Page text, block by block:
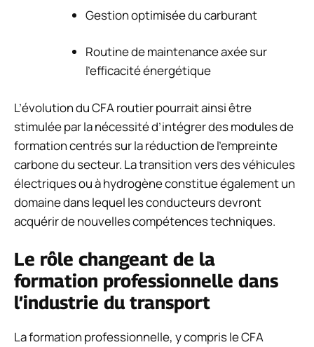
Gestion optimisée du carburant
Routine de maintenance axée sur
l’efficacité énergétique
L’évolution du CFA routier pourrait ainsi être
stimulée par la nécessité d’intégrer des modules de
formation centrés sur la réduction de l’empreinte
carbone du secteur. La transition vers des véhicules
électriques ou à hydrogène constitue également un
domaine dans lequel les conducteurs devront
acquérir de nouvelles compétences techniques.
Le rôle changeant de la
formation professionnelle dans
l’industrie du transport
La formation professionnelle, y compris le CFA